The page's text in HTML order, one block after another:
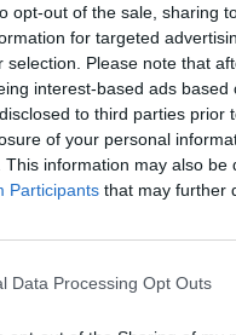
opt-out of the sale, sharing
for targeted
selection. Please note that
interest-based ads
to third parties
of your personal
This information may also
Participants that may further
Data Processing Opt Outs
bambù, lacca e carta,
Il percorso
in rapporto
impostazione alla
su misura e
nell’identità
condivisa sul
all’interno del